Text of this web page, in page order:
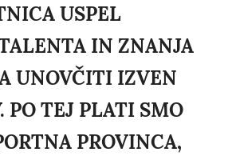
USPEL
IN ZNANJA
UNOVČITI IZVEN
PO TEJ PLATI SMO
PROVINCA,